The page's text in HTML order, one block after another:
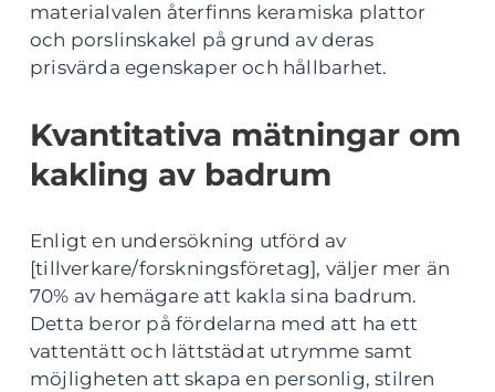
materialvalen återfinns keramiska plattor
och porslinskakel på grund av deras
prisvärda egenskaper och hållbarhet.
Kvantitativa mätningar om
kakling av badrum
Enligt en undersökning utförd av
[tillverkare/forskningsföretag], väljer mer än
70% av hemägare att kakla sina badrum.
Detta beror på fördelarna med att ha ett
vattentätt och lättstädat utrymme samt
möjligheten att skapa en personlig, stilren